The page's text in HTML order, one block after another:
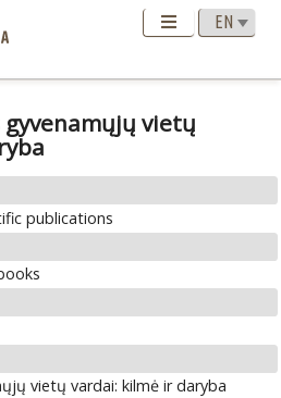
vietų
publications
vietų vardai: kilmė ir daryba